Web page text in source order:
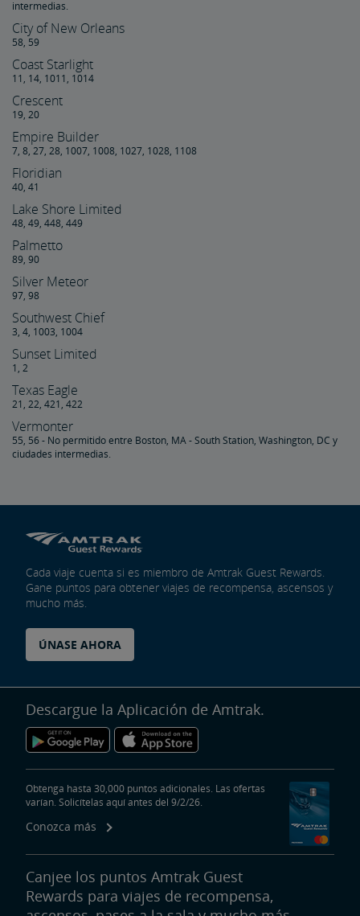
y Más
Compre Estacionamiento Garantizado por Anticipado
Canjear Puntos por Viaje de Recompensa
intermedias.
City of New Orleans
58, 59
Coast Starlight
11, 14, 1011, 1014
Crescent
19, 20
Empire Builder
7, 8, 27, 28, 1007, 1008, 1027, 1028, 1108
Floridian
40, 41
Lake Shore Limited
48, 49, 448, 449
Palmetto
89, 90
Silver Meteor
97, 98
Southwest Chief
3, 4, 1003, 1004
Sunset Limited
1, 2
Texas Eagle
21, 22, 421, 422
Vermonter
55, 56 - No permitido entre Boston, MA - South Station, Washington, DC y
ciudades intermedias.
Cada viaje cuenta si es miembro de Amtrak Guest Rewards.
Gane puntos para obtener viajes de recompensa, ascensos y
mucho más.
ÚNASE AHORA
Descargue la Aplicación de Amtrak.
Obtenga hasta 30,000 puntos adicionales. Las ofertas
varían. Solicítelas aquí antes del 9/2/26.
Conozca más
Canjee los puntos Amtrak Guest
Rewards para viajes de recompensa,